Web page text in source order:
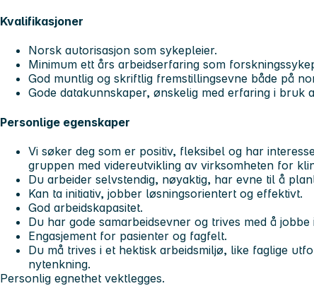
Kvalifikasjoner
Norsk autorisasjon som sykepleier.
Minimum ett års arbeidserfaring som
God muntlig og skriftlig fremstillingsevne både på
Gode datakunnskaper, ønskelig med erfaring i bruk
Personlige egenskaper
Vi søker deg som er positiv, fleksibel og har
gruppen med videreutvikling av virksomheten for
Du arbeider selvstendig, nøyaktig, har evne til å
Kan ta initiativ, jobber løsningsorientert og effektivt.
God arbeidskapasitet.
Du har gode samarbeidsevner og trives med å
Engasjement for pasienter og fagfelt.
Du må trives i et hektisk arbeidsmiljø, like faglige
nytenkning.
Personlig egnethet vektlegges.